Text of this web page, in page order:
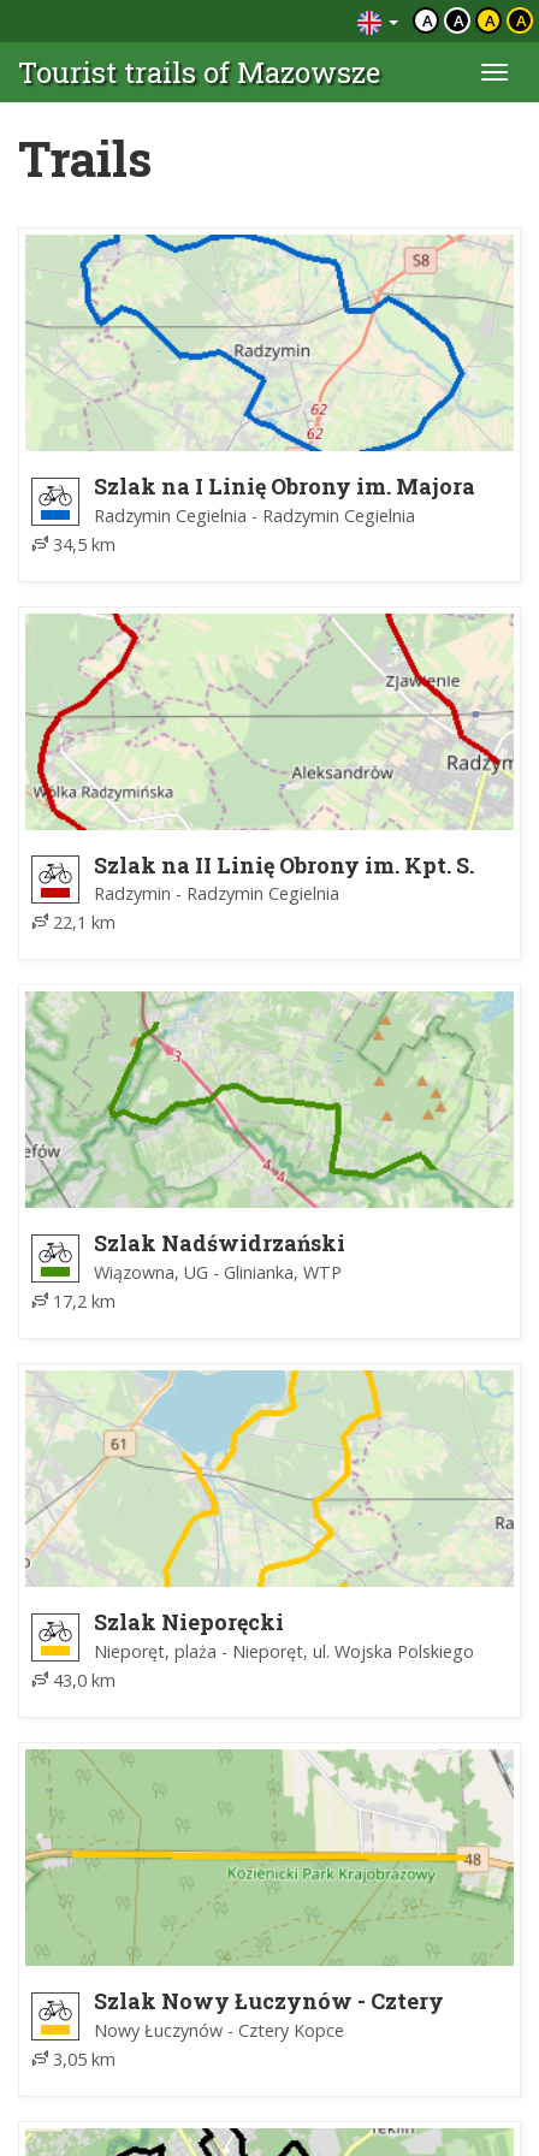
A A A A
Tourist trails of Mazowsze
Trails
Szlak na I Linię Obrony im. Majora
Stefana Waltera
Radzymin Cegielnia - Radzymin Cegielnia
34,5 km
Szlak na II Linię Obrony im. Kpt. S.
Pogonowskiego
Radzymin - Radzymin Cegielnia
22,1 km
Szlak Nadświdrzański
Wiązowna, UG - Glinianka, WTP
17,2 km
Szlak Nieporęcki
Nieporęt, plaża - Nieporęt, ul. Wojska Polskiego
43,0 km
Szlak Nowy Łuczynów - Cztery
Kopce
Nowy Łuczynów - Cztery Kopce
3,05 km